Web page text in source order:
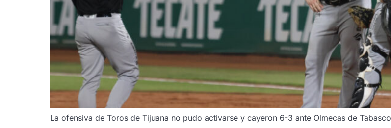
La ofensiva de Toros de Tijuana no pudo activarse y cayeron 6-3 ante Olmecas de